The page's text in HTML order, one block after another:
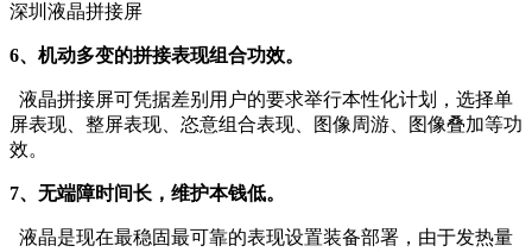
深圳液晶拼接屏
6、机动多变的拼接表现组合功效。
液晶拼接屏可凭据差别用户的要求举行本性化计划，选择单
屏表现、整屏表现、恣意组合表现、图像周游、图像叠加等功
效。
7、无端障时间长，维护本钱低。
液晶是现在最稳固最可靠的表现设置装备部署，由于发热量